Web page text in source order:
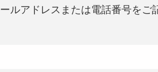
ルアドレスまたは電話番号を